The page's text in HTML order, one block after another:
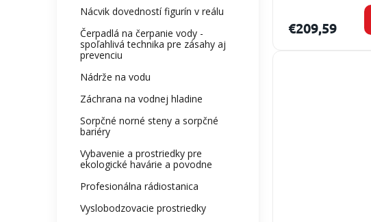
Nácvik dovedností figurín v reálu
Čerpadlá na čerpanie vody -
spoľahlivá technika pre zásahy aj
prevenciu
Nádrže na vodu
Záchrana na vodnej hladine
Sorpčné norné steny a sorpčné
bariéry
Vybavenie a prostriedky pre
ekologické havárie a povodne
Profesionálna rádiostanica
Vyslobodzovacie prostriedky
€209,59